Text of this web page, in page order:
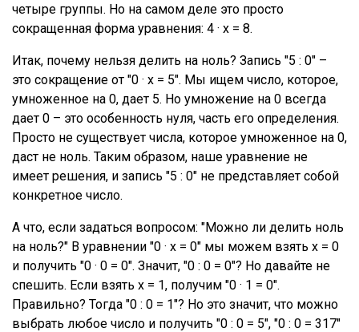
четыре группы. Но на самом деле это просто
сокращенная форма уравнения: 4 · x = 8.
Итак, почему нельзя делить на ноль? Запись "5 : 0" –
это сокращение от "0 · x = 5". Мы ищем число, которое,
умноженное на 0, дает 5. Но умножение на 0 всегда
дает 0 – это особенность нуля, часть его определения.
Просто не существует числа, которое умноженное на 0,
даст не ноль. Таким образом, наше уравнение не
имеет решения, и запись "5 : 0" не представляет собой
конкретное число.
А что, если задаться вопросом: "Можно ли делить ноль
на ноль?" В уравнении "0 · x = 0" мы можем взять x = 0
и получить "0 · 0 = 0". Значит, "0 : 0 = 0"? Но давайте не
спешить. Если взять x = 1, получим "0 · 1 = 0".
Правильно? Тогда "0 : 0 = 1"? Но это значит, что можно
выбрать любое число и получить "0 : 0 = 5", "0 : 0 = 317"